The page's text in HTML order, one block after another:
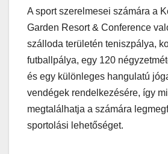
A sport szerelmesei számára a
Garden Resort & Conference
szálloda területén teniszpálya,
futballpálya, egy 120
és egy különleges hangulatú
vendégek rendelkezésére, így
megtalálhatja a számára
sportolási lehetőséget.